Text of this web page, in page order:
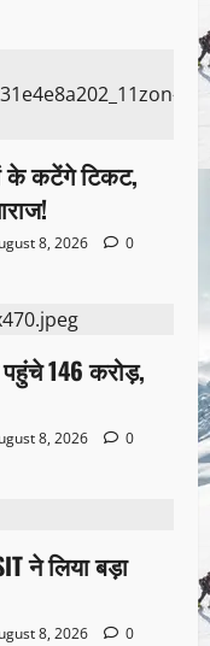
के कटेंगे टिकट,
8, 2026
0
146 करोड़,
8, 2026
0
ने लिया बड़ा
8, 2026
0